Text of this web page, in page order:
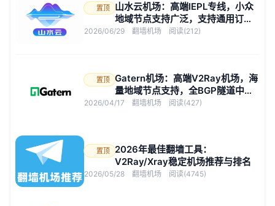
置顶 山水云机场：高端IEPL专线，小众
地域节点支持广泛，支持通用订阅
格式，入门订阅14.99元
2026/06/29 翻墙机场 阅读(212)
置顶 Gatern机场：高端V2Ray机场，海
量地域节点支持，全BGP隧道中转
与IPLC专线
2026/04/17 翻墙机场 阅读(427)
置顶 2026年最佳翻墙工具：
V2Ray/Xray稳定机场推荐与排名
2026/05/28 翻墙机场 阅读(4745)